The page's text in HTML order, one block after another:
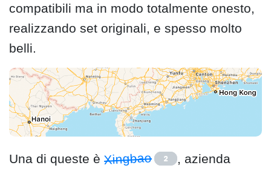
compatibili ma in modo totalmente onesto,
realizzando set originali, e spesso molto
belli.
Una di queste è Xingbao 2
, azienda